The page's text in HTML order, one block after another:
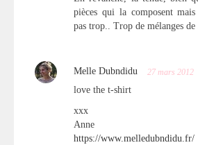
pièces qui la composent mais
pas trop.. Trop de mélanges de
Melle Dubndidu 27 mars 2012
love the t-shirt
xxx
Anne
https://www.melledubndidu.fr/